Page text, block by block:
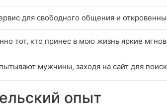
для свободного общения и
тот, кто принес в мою жизнь яркие
мужчины, заходя на сайт для
опыт